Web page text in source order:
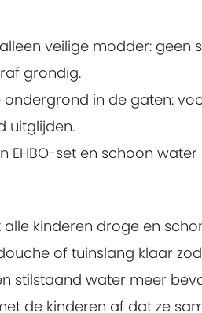
veilige modder: geen
grondig.
ondergrond in de gaten:
uitglijden.
EHBO-set en schoon
kinderen droge en
of tuinslang klaar
stilstaand water meer
de kinderen af dat ze